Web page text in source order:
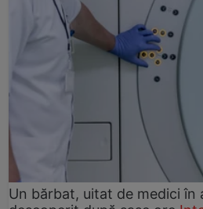
Un bărbat, uitat de medici în